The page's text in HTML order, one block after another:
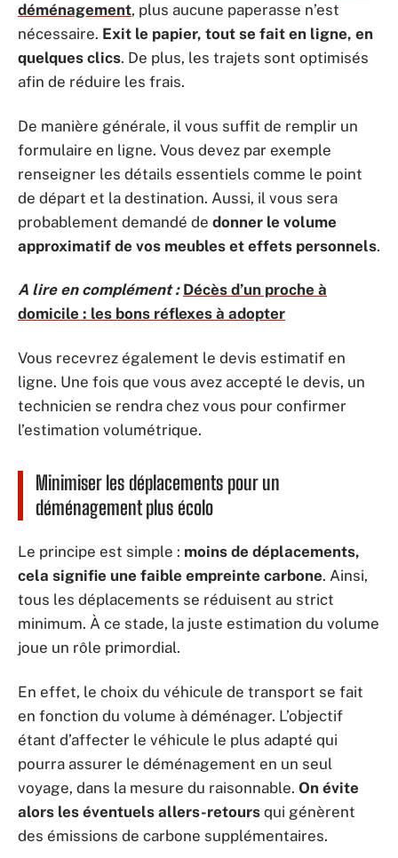
déménagement, plus aucune paperasse n’est
nécessaire. Exit le papier, tout se fait en ligne, en
quelques clics. De plus, les trajets sont optimisés
afin de réduire les frais.
De manière générale, il vous suffit de remplir un
formulaire en ligne. Vous devez par exemple
renseigner les détails essentiels comme le point
de départ et la destination. Aussi, il vous sera
probablement demandé de donner le volume
approximatif de vos meubles et effets personnels.
A lire en complément : Décès d’un proche à
domicile : les bons réflexes à adopter
Vous recevrez également le devis estimatif en
ligne. Une fois que vous avez accepté le devis, un
technicien se rendra chez vous pour confirmer
l’estimation volumétrique.
Minimiser les déplacements pour un
déménagement plus écolo
Le principe est simple : moins de déplacements,
cela signifie une faible empreinte carbone. Ainsi,
tous les déplacements se réduisent au strict
minimum. À ce stade, la juste estimation du volume
joue un rôle primordial.
En effet, le choix du véhicule de transport se fait
en fonction du volume à déménager. L’objectif
étant d’affecter le véhicule le plus adapté qui
pourra assurer le déménagement en un seul
voyage, dans la mesure du raisonnable. On évite
alors les éventuels allers-retours qui génèrent
des émissions de carbone supplémentaires.